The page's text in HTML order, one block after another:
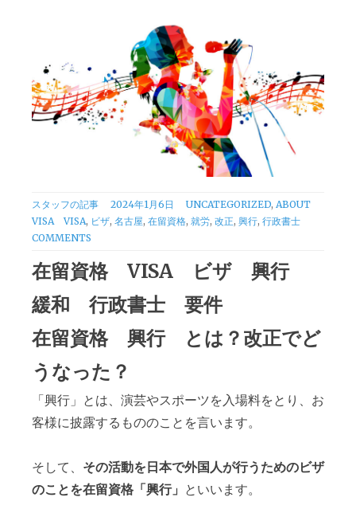
スタッフの記事 2024年1月6日 CATEGORIES
UNCATEGORIZED, ABOUT
VISA
TAGS
VISA, ビザ, 名古屋, 在留資格, 就労, 改正, 興行, 行政書士
COMMENTS
在留資格 VISA ビザ 興行
緩和 行政書士 要件
在留資格 興行 とは？改正でど
うなった？
「興行」とは、演芸やスポーツを入場料をとり、お
客様に披露するもののことを言います。
そして、 その活動を日本で外国人が行うためのビザ
のことを在留資格「興行」 といいます。